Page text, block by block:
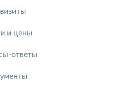
и цены
ответы